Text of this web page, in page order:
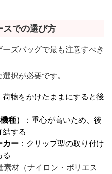
スでの選び方
ズバッグで最も注意すべき
択が必要です。
荷物をかけたままにすると後
種）
：重心が高いため、後
する
カー ：クリップ型の取り付け
る
材（ナイロン・ポリエス